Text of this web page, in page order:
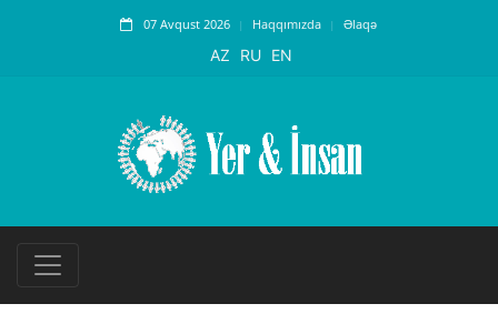
07 Avqust 2026 Haqqımızda Əlaqə
AZ RU EN